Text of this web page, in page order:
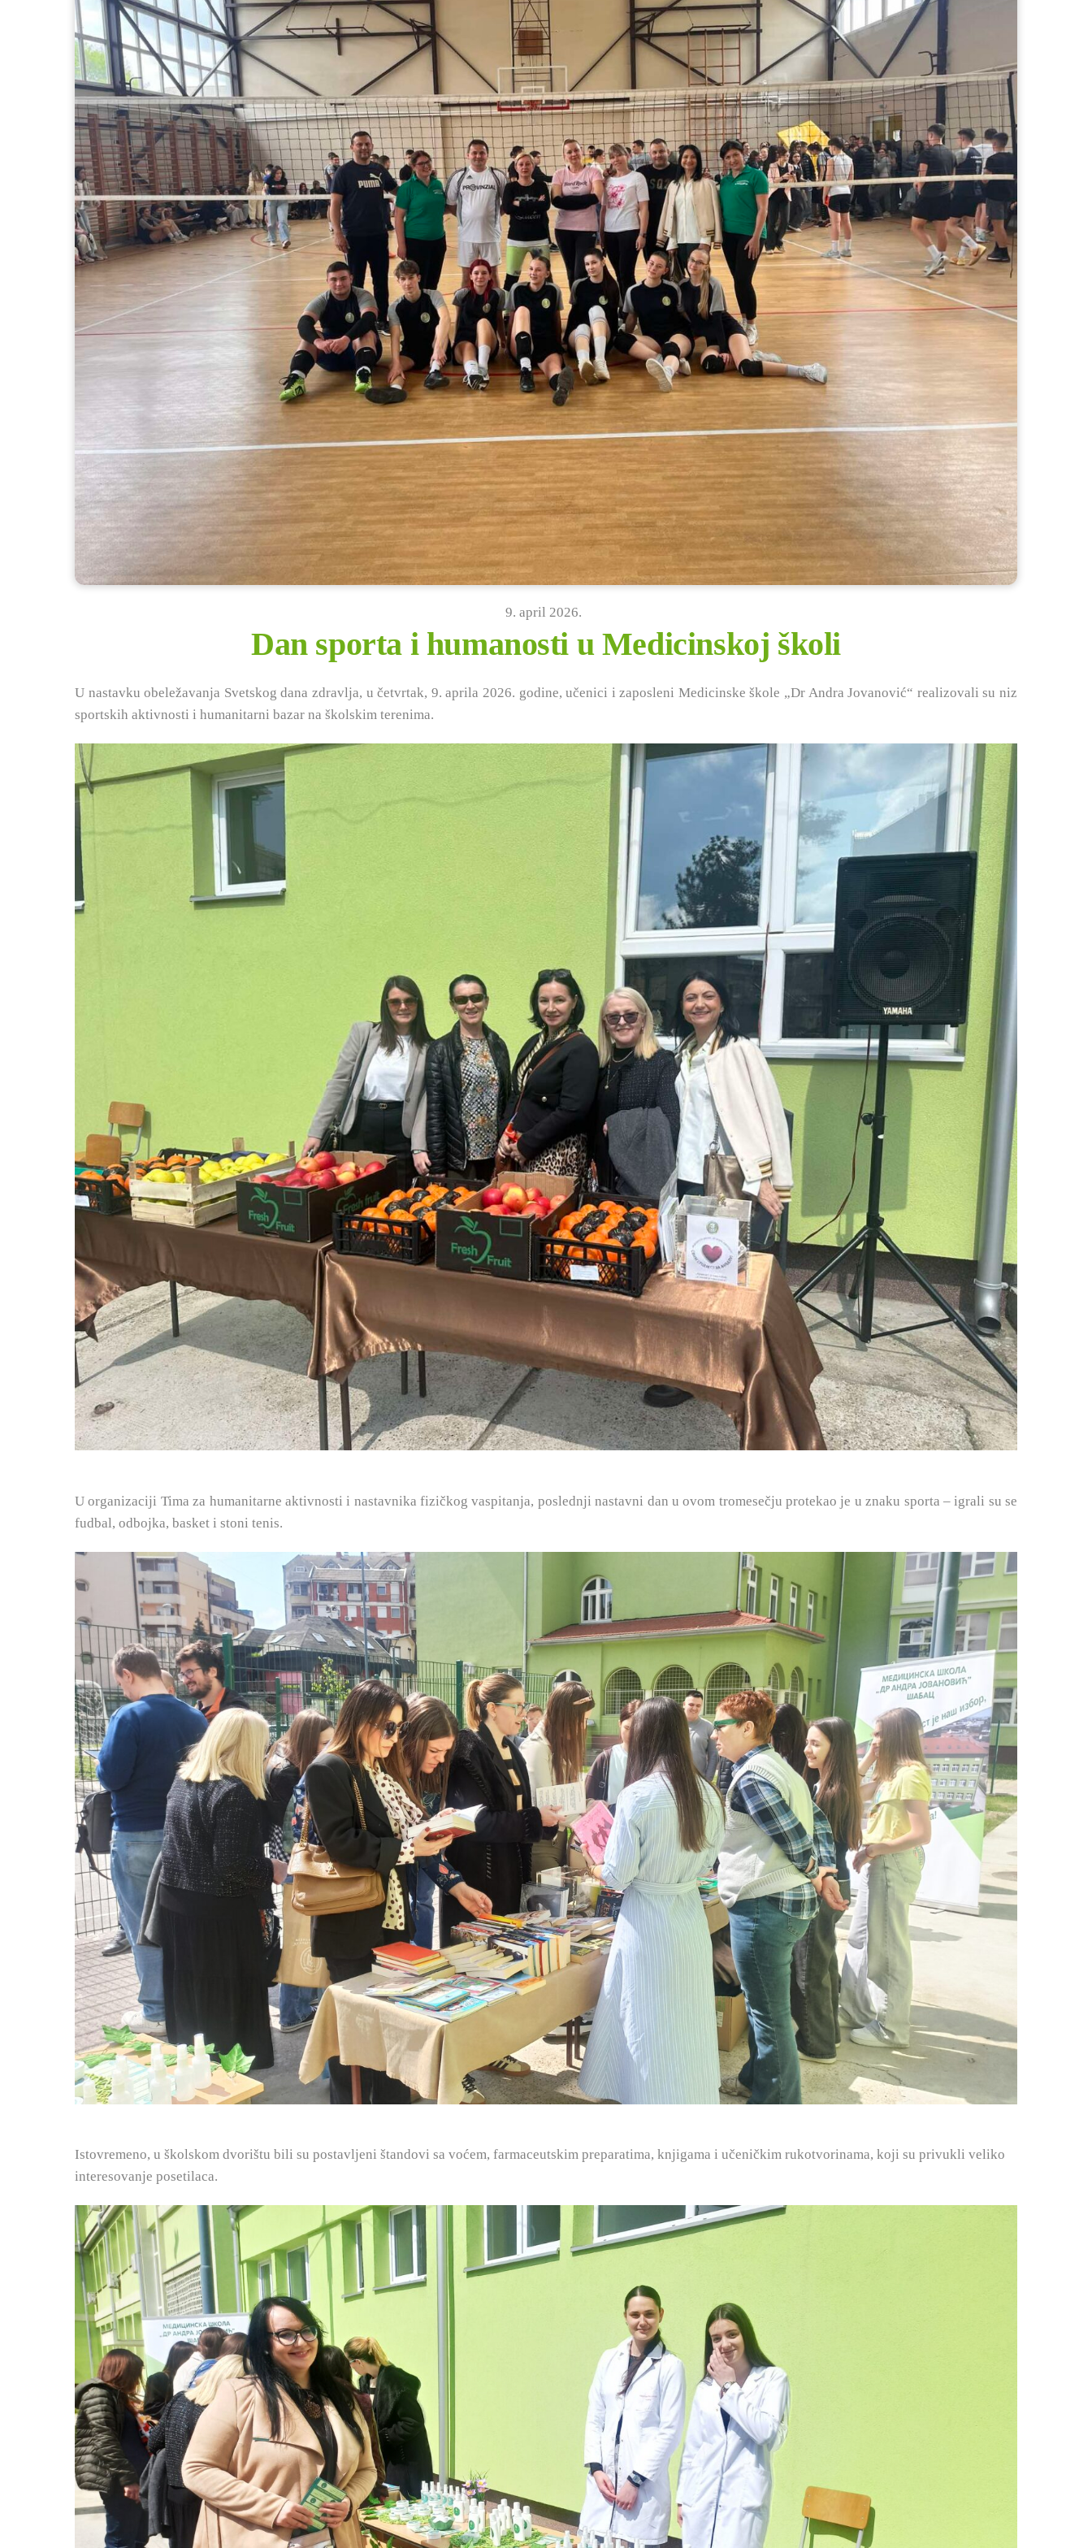
9. april 2026.
Dan sporta i humanosti u Medicinskoj školi
U nastavku obeležavanja Svetskog dana zdravlja, u četvrtak, 9. aprila 2026. godine, učenici i zaposleni Medicinske škole „Dr Andra Jovanović“ realizovali su niz
sportskih aktivnosti i humanitarni bazar na školskim terenima.
U organizaciji Tima za humanitarne aktivnosti i nastavnika fizičkog vaspitanja, poslednji nastavni dan u ovom tromesečju protekao je u znaku sporta – igrali su se
fudbal, odbojka, basket i stoni tenis.
Istovremeno, u školskom dvorištu bili su postavljeni štandovi sa voćem, farmaceutskim preparatima, knjigama i učeničkim rukotvorinama, koji su privukli veliko
interesovanje posetilaca.